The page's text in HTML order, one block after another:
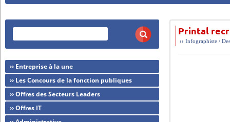
Printal
››Infographiste /
›› Entreprise à la une
›› Les Concours de la fonction publiques
›› Offres des Secteurs Leaders
›› Offres IT